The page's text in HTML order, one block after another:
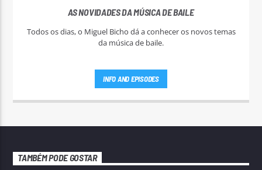
AS NOVIDADES DA MÚSICA DE BAILE
Todos os dias, o Miguel Bicho dá a conhecer os novos temas
da música de baile.
INFO AND EPISODES
TAMBÉM PODE GOSTAR